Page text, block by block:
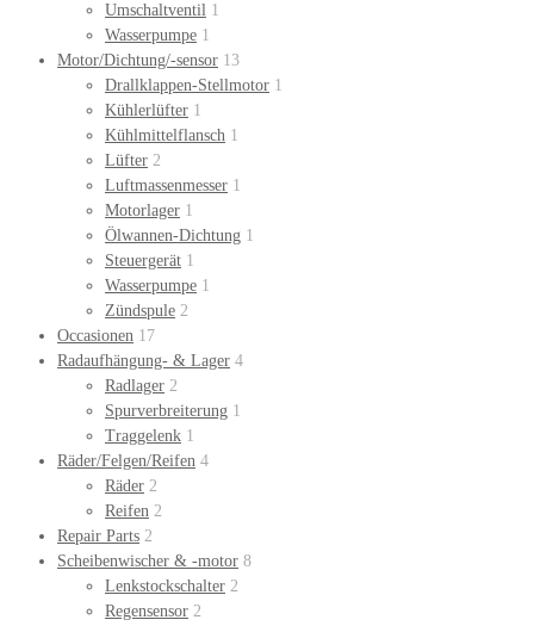
Umschaltventil 1
Wasserpumpe 1
Motor/Dichtung/-sensor 13
Drallklappen-Stellmotor 1
Kühlerlüfter 1
Kühlmittelflansch 1
Lüfter 2
Luftmassenmesser 1
Motorlager 1
Ölwannen-Dichtung 1
Steuergerät 1
Wasserpumpe 1
Zündspule 2
Occasionen 17
Radaufhängung- & Lager 4
Radlager 2
Spurverbreiterung 1
Traggelenk 1
Räder/Felgen/Reifen 4
Räder 2
Reifen 2
Repair Parts 2
Scheibenwischer & -motor 8
Lenkstockschalter 2
Regensensor 2